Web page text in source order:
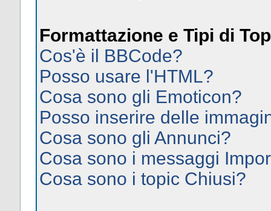
Formattazione e Tipi di
Cos'è il BBCode?
Posso usare l'HTML?
Cosa sono gli Emoticon?
Posso inserire delle
Cosa sono gli Annunci?
Cosa sono i messaggi
Cosa sono i topic Chiusi?